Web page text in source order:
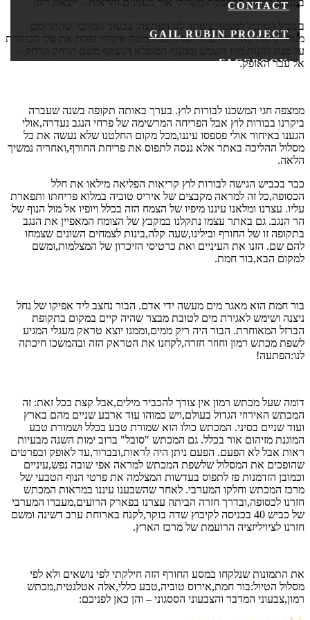
CONTACT
GAIL RUBIN PROJECT
FACEBOOK
בעננים במידה המספקת משחקי אור מענינים והראות – יוצאת דופן.
בשביל המוביל למצפה,ציפתה לנו הפתעה: צבעוני המדבר שהתרומם
מעלה נראה כאילו זה עתה קם משנתו,מטח איבריו ופתח את עלי הכותרת
על מנת להנות מזיו השמש ומהנוף המופלא הנשקף משם הרחק הרחק –
אל עבר האופק.
ממצפה חגי המשכנו לבורות לוץ. בערך באותה תקופה בשנה שעברה
ביקרנו בבורות לוץ אבל הפריחה המרשימה של פרחי הנגב נעדרה,אולי
הגענו באיחור אולי פספסו עיננו,מכל מקום החלטנו שלא נעשה את כל
מסלול ההליכה באתר אלא ננסה לתפוס את פריחת החורף,ואחריה נמשיך
הלאה.
כבר בכביש הגישה לבורות לוץ קריאות הפליאה מילאו את חלל
הכסופה,כל זה למראה מקבצים של איריס טוביה במלוא פריחתו ותפארת
עליו. עצרנו ומלאנו עיננו מיפיו של הצמח הזה בכלל ויופיו אל מול הנוף של
הר הנגב. גם באתר עצמו נתקלנו במקבץ של הצומח המאפיין את הנגב
בתקופה זו של החורף ובילינו,שעה קלה,בינות לצמחים השונים שצמחו
להם שם. הזנו את העיניים ואת כרטיסי הזיכרון של המצלמות,ומשם
למקום הבא,בור חמת.
בור חמת הוא מאגר מים מעשה ידי אדם. הבור נחצב ליד אפיקו של נחל
ניצנה ושימש לאגירת מים לטובת מבצר שהיה קיים במקום בתקופת
הברזל המאוחרת. הבור היה ריק ממים,וממנו יוצא טראק מעגלי המגיע
לשפת מכתש רמון וחוזר חזרה,לקחנו את הטראק הזה ובהמשכו חיכתה
לנו:הפתעה!
דומה שעל מכתש רמון אין צורך להכביר מילים,אבל קצת בכל זאת: זה
המכתש האירוזי הגדול בעולם,ויש כמוהו עוד ארבע שניים מהם בארץ
ועוד שניים בסיני. המכתש כולו הוא שמורת טבע בכלל ושמורת טבע
המוגנת מזיהום אור בכלל. גם המכתש "סובל" ברוב ימות השנה מבעיות
ראות אבל לא הפעם. הפעם ניתן היה לראות,ובברור,עד לאופק ובפרטים
שהופכים את המסלול שלשפת המכתש למראה אפי שובה נפש,עיניים
וכמובן הזדמנות פז לתפוס בעדשות המצלמה את פרטי הנוף הטבעי של
מרכז המכתש וחלקו המערבי. לאחר שהשבענו עיננו במראות המכתש
חזרנו לכסופה,ובדרך חזרה הביתה עצרנו בפארק הרועים,מעברו המערבי
של כביש 40 בכניסה לקיבוץ שדה בוקר,לקנח בארוחת ערב דשינה ומשם
חזרנו לציויליזציה הרועמת של מרכז הארץ.
את התמונות שנלקחו במסע החורף הזה חילקתי לפי נושאים ולא לפי
מסלול הטיול:בור חמת,אירוס טוביה,טבע כללי,אלה אטלנטית,מכתש
רמון,צבעוני המדבר והצבעוני הססגוני – והן כאן לפניכם: